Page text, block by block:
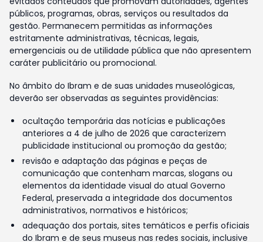
públicos, programas, obras, serviços ou resultados da
gestão. Permanecem permitidas as informações
estritamente administrativas, técnicas, legais,
emergenciais ou de utilidade pública que não apresentem
caráter publicitário ou promocional.
No âmbito do Ibram e de suas unidades museológicas,
deverão ser observadas as seguintes providências:
ocultação temporária das notícias e publicações
anteriores a 4 de julho de 2026 que caracterizem
publicidade institucional ou promoção da gestão;
revisão e adaptação das páginas e peças de
comunicação que contenham marcas, slogans ou
elementos da identidade visual do atual Governo
Federal, preservada a integridade dos documentos
administrativos, normativos e históricos;
adequação dos portais, sites temáticos e perfis oficiais
do Ibram e de seus museus nas redes sociais, inclusive